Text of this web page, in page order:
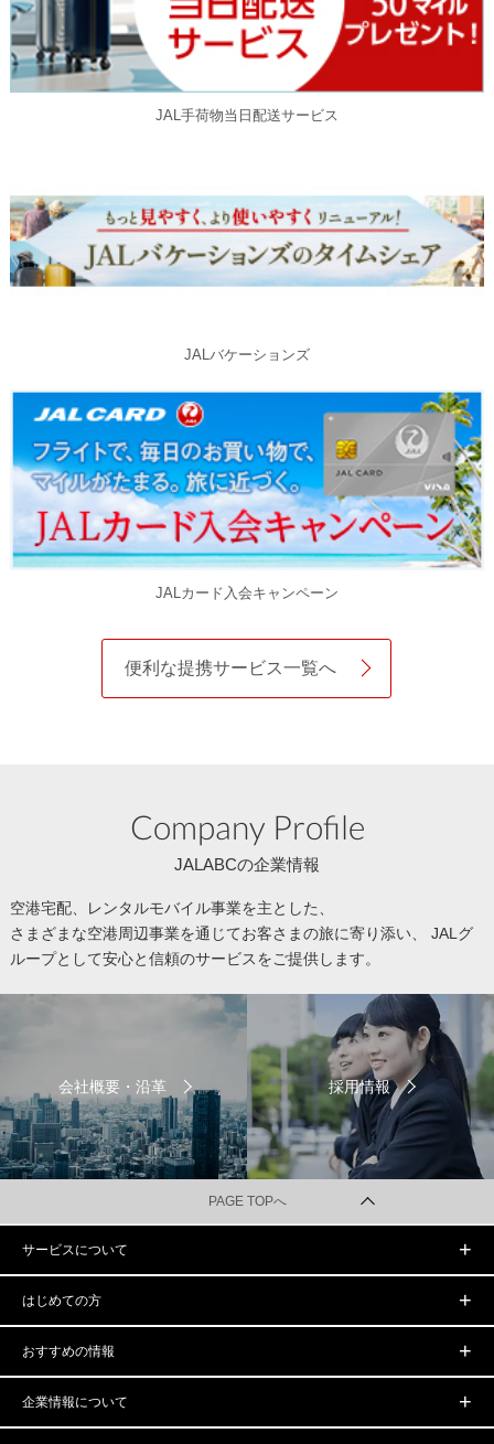
JAL手荷物当日配送サービス
JALバケーションズ
JALカード入会キャンペーン
便利な提携サービス一覧へ
Company Profile
JALABCの企業情報
空港宅配、レンタルモバイル事業を主とした、
さまざまな空港周辺事業を通じてお客さまの旅に寄り添い、
JALグ
ループとして安心と信頼のサービスをご提供します。
会社概要・沿革 採用情報
PAGE TOPへ
サービスについて
はじめての方
おすすめの情報
企業情報について